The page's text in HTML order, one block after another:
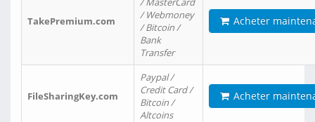
TakePremium.com
/ Webmoney
/ Bitcoin /
Bank
Transfer
Acheter
FileSharingKey.com
Paypal /
Credit Card /
Bitcoin /
Altcoins
Acheter